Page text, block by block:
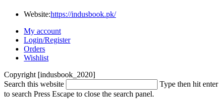
Website:https://indusbook.pk/
My account
Login/Register
Orders
Wishlist
Copyright [indusbook_2020]
Search this website
Type then hit enter
to search Press Escape to close the search panel.